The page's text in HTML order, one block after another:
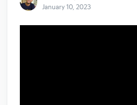
January 10, 2023